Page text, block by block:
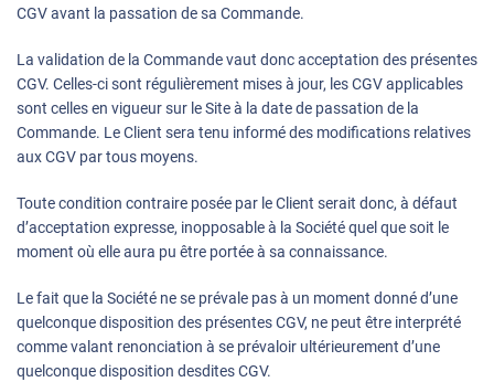
CGV avant la passation de sa Commande.
La validation de la Commande vaut donc acceptation des présentes
CGV. Celles-ci sont régulièrement mises à jour, les CGV applicables
sont celles en vigueur sur le Site à la date de passation de la
Commande. Le Client sera tenu informé des modifications relatives
aux CGV par tous moyens.
Toute condition contraire posée par le Client serait donc, à défaut
d’acceptation expresse, inopposable à la Société quel que soit le
moment où elle aura pu être portée à sa connaissance.
Le fait que la Société ne se prévale pas à un moment donné d’une
quelconque disposition des présentes CGV, ne peut être interprété
comme valant renonciation à se prévaloir ultérieurement d’une
quelconque disposition desdites CGV.